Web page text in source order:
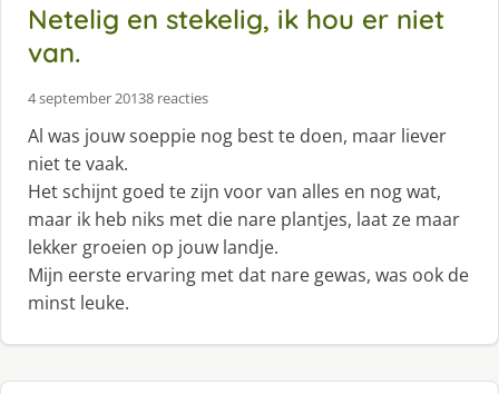
Netelig en stekelig, ik hou er niet
van.
4 september 20138 reacties
Al was jouw soeppie nog best te doen, maar liever
niet te vaak.
Het schijnt goed te zijn voor van alles en nog wat,
maar ik heb niks met die nare plantjes, laat ze maar
lekker groeien op jouw landje.
Mijn eerste ervaring met dat nare gewas, was ook de
minst leuke.